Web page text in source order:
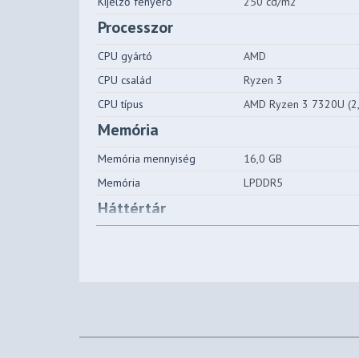
Processzor
CPU gyártó
AMD
CPU család
Ryzen 3
CPU típus
AMD Ryzen 3 7320U
Memória
Memória mennyiség
16,0 GB
Memória
LPDDR5
Háttértár
Chipset gyártó
AMD